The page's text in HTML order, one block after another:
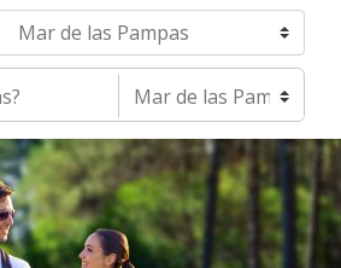
hacia otra localidad
Seleccione una localidad